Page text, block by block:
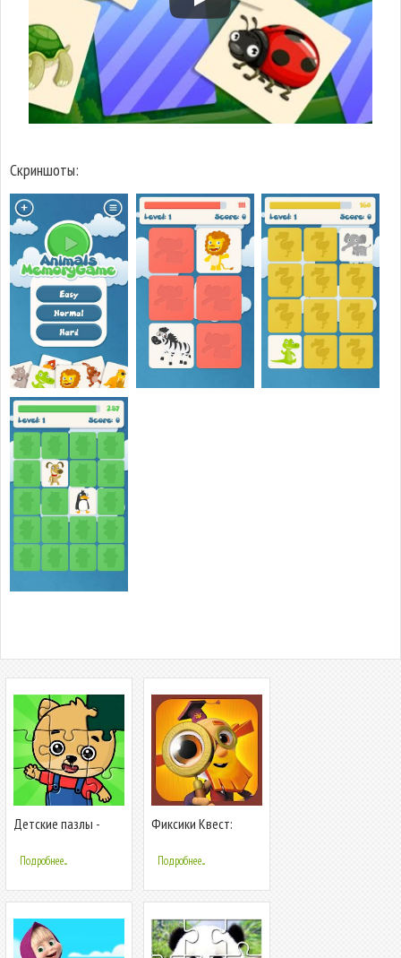
Скриншоты:
Детские пазлы -
Подробнее...
Фиксики Квест:
детей
Подробнее...